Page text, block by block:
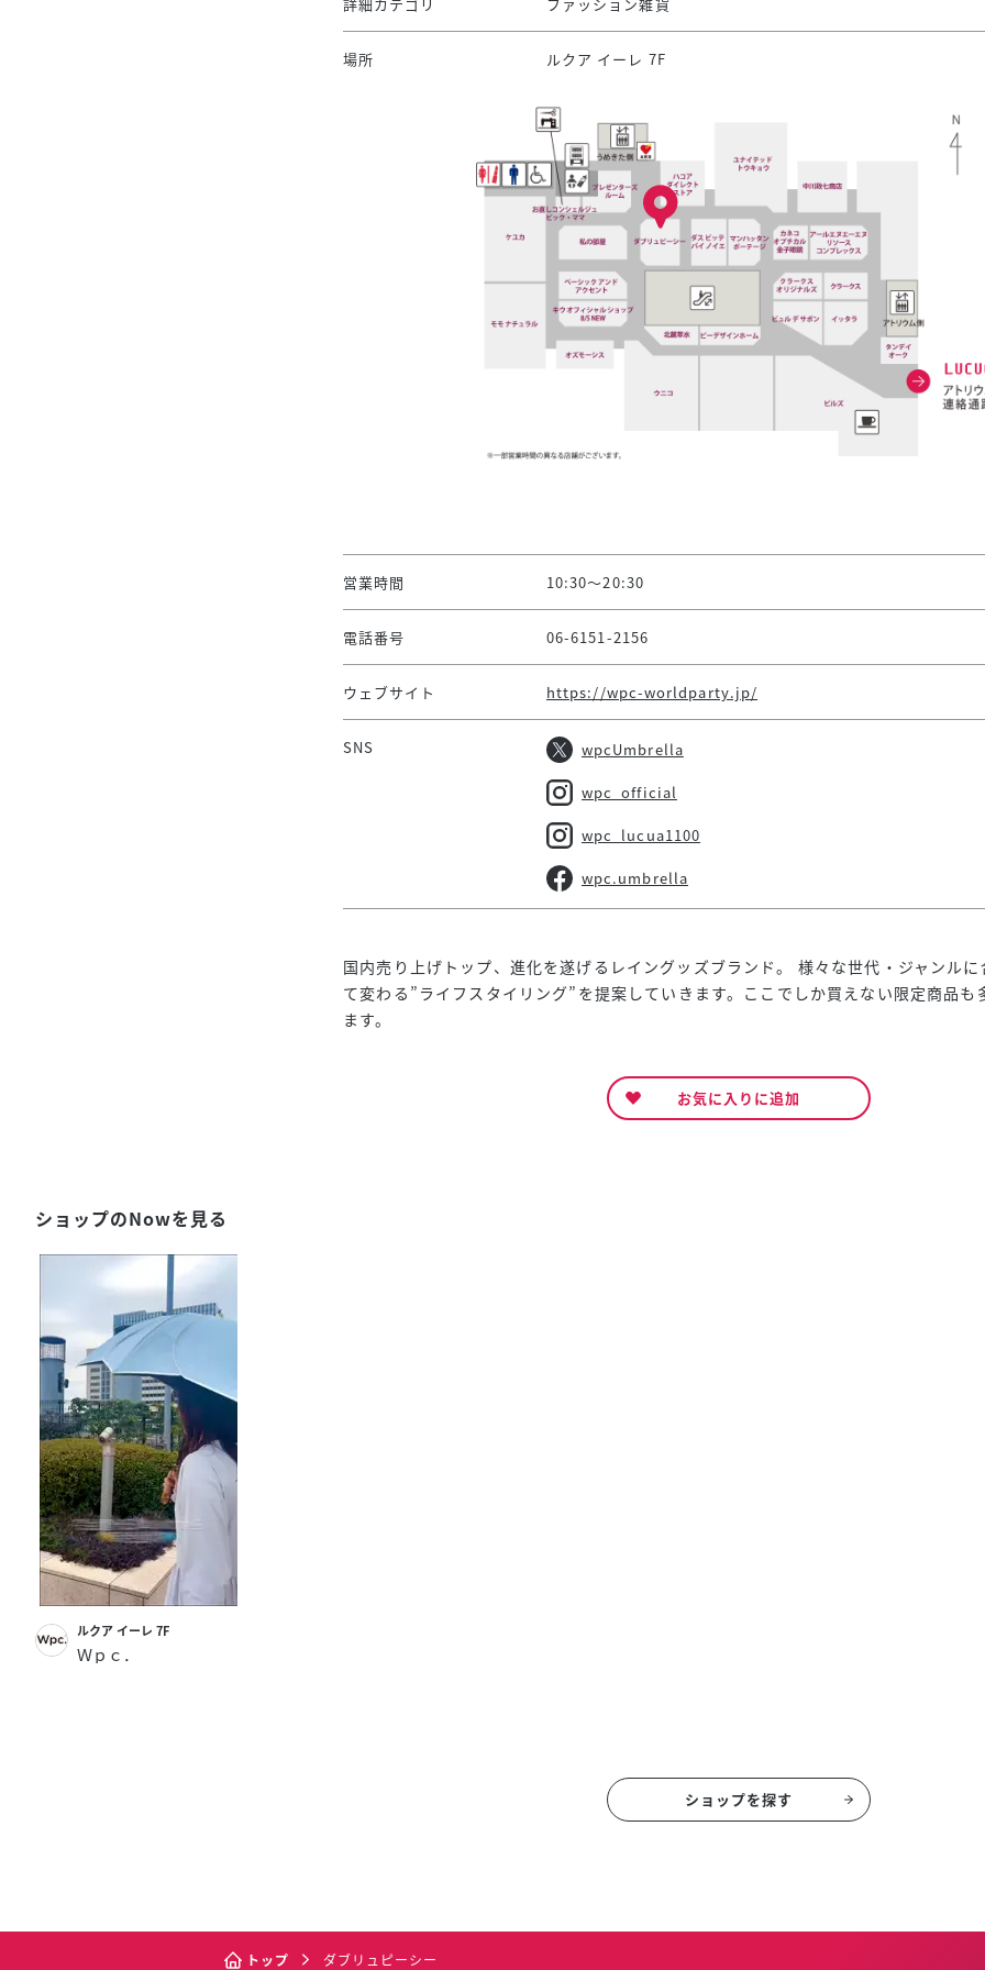
場所 ルクア イーレ 7F
営業時間 10:30～20:30
電話番号 06-6151-2156
ウェブサイト https://wpc-worldparty.jp/
SNS wpcUmbrella
wpc_official
wpc_lucua1100
wpc.umbrella
国内売り上げトップ、進化を遂げるレイングッズブランド。 様々な世代・ジャンルに
て変わる”ライフスタイリング”を提案していきます。ここでしか買えない限定商品も
ます。
お気に入りに追加
ショップのNowを見る
ルクア イーレ 7F
Ｗｐｃ．
ショップを探す
トップ ダブリュピーシー